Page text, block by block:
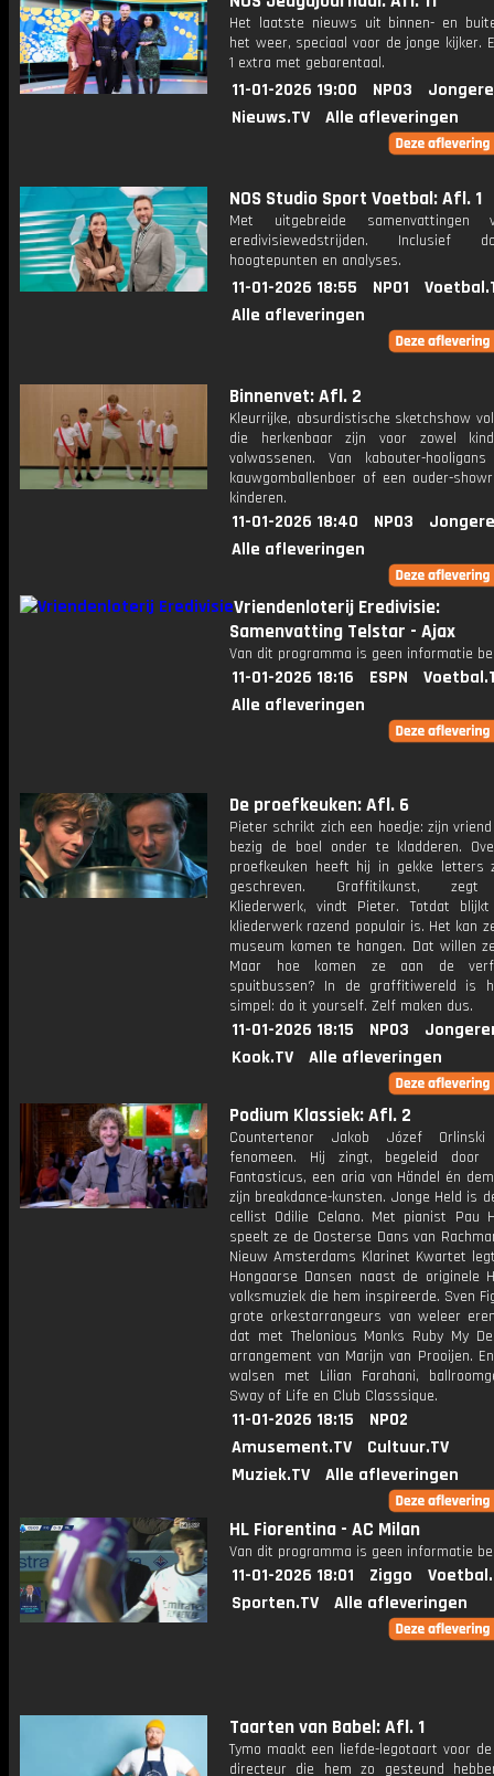
Het laatste nieuws uit binnen- en
het weer, speciaal voor de jonge kijker.
1 extra met gebarentaal.
11-01-2026 19:00 NPO3
Nieuws.TV
Alle afleveringen
NOS Studio Sport Voetbal: Afl. 1
Met uitgebreide samenvattingen
eredivisiewedstrijden. Inclusief
hoogtepunten en analyses.
11-01-2026 18:55 NPO1
Alle afleveringen
Binnenvet: Afl. 2
Kleurrijke, absurdistische sketchshow
die herkenbaar zijn voor zowel
volwassenen. Van kabouter-
kauwgomballenboer of een ouder-
kinderen.
11-01-2026 18:40 NPO3
Alle afleveringen
Vriendenloterij Eredivisie:
Samenvatting Telstar - Ajax
Van dit programma is geen informatie
11-01-2026 18:16 ESPN
Alle afleveringen
De proefkeuken: Afl. 6
Pieter schrikt zich een hoedje: zijn
bezig de boel onder te kladderen.
proefkeuken heeft hij in gekke letters
geschreven. Graffitikunst, zegt
Kliederwerk, vindt Pieter. Totdat
kliederwerk razend populair is. Het kan
museum komen te hangen. Dat willen
Maar hoe komen ze aan de
spuitbussen? In de graffitiwereld is
simpel: do it yourself. Zelf maken dus.
11-01-2026 18:15 NPO3
Kook.TV
Alle afleveringen
Podium Klassiek: Afl. 2
Countertenor Jakob Józef
fenomeen. Hij zingt, begeleid door
Fantasticus, een aria van Händel én
zijn breakdance-kunsten. Jonge Held is
cellist Odilie Celano. Met pianist Pau
speelt ze de Oosterse Dans van
Nieuw Amsterdams Klarinet Kwartet
Hongaarse Dansen naast de originele
volksmuziek die hem inspireerde. Sven
grote orkestarrangeurs van weleer
dat met Thelonious Monks Ruby My
arrangement van Marijn van Prooijen.
walsen met Lilian Farahani,
Sway of Life en Club Classsique.
11-01-2026 18:15
NPO2
Amusement.TV
Cultuur.TV
Muziek.TV
Alle afleveringen
HL Fiorentina - AC Milan
Van dit programma is geen informatie
11-01-2026 18:01 Ziggo
Sporten.TV
Alle afleveringen
Taarten van Babel: Afl. 1
Tymo maakt een liefde-legotaart voor
directeur die hem zo gesteund